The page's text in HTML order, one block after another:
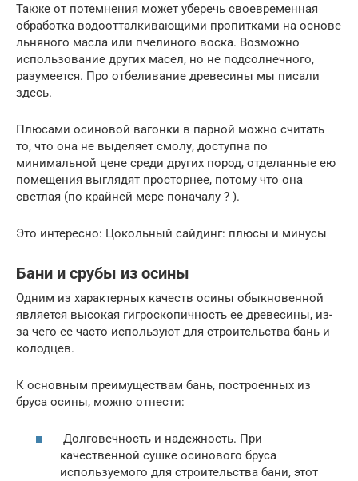
Также от потемнения может уберечь своевременная
обработка водоотталкивающими пропитками на основе
льняного масла или пчелиного воска. Возможно
использование других масел, но не подсолнечного,
разумеется. Про отбеливание древесины мы писали
здесь.
Плюсами осиновой вагонки в парной можно считать
то, что она не выделяет смолу, доступна по
минимальной цене среди других пород, отделанные ею
помещения выглядят просторнее, потому что она
светлая (по крайней мере поначалу ? ).
Это интересно: Цокольный сайдинг: плюсы и минусы
Бани и срубы из осины
Одним из характерных качеств осины обыкновенной
является высокая гигроскопичность ее древесины, из-
за чего ее часто используют для строительства бань и
колодцев.
К основным преимуществам бань, построенных из
бруса осины, можно отнести:
Долговечность и надежность. При
качественной сушке осинового бруса
используемого для строительства бани, этот